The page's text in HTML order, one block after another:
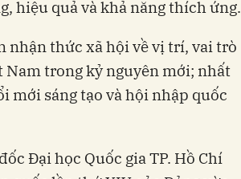
hiệu quả và khả năng thích ứng.
nhận thức xã hội về vị trí, vai trò
Nam trong kỷ nguyên mới; nhất
mới sáng tạo và hội nhập quốc
Đại học Quốc gia TP. Hồ Chí